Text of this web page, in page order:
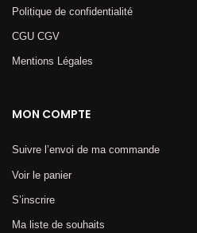
Politique de confidentialité
CGU CGV
Mentions Légales​
MON COMPTE
Suivre l’envoi de ma commande
Voir le panier
S’inscrire
Ma liste de souhaits